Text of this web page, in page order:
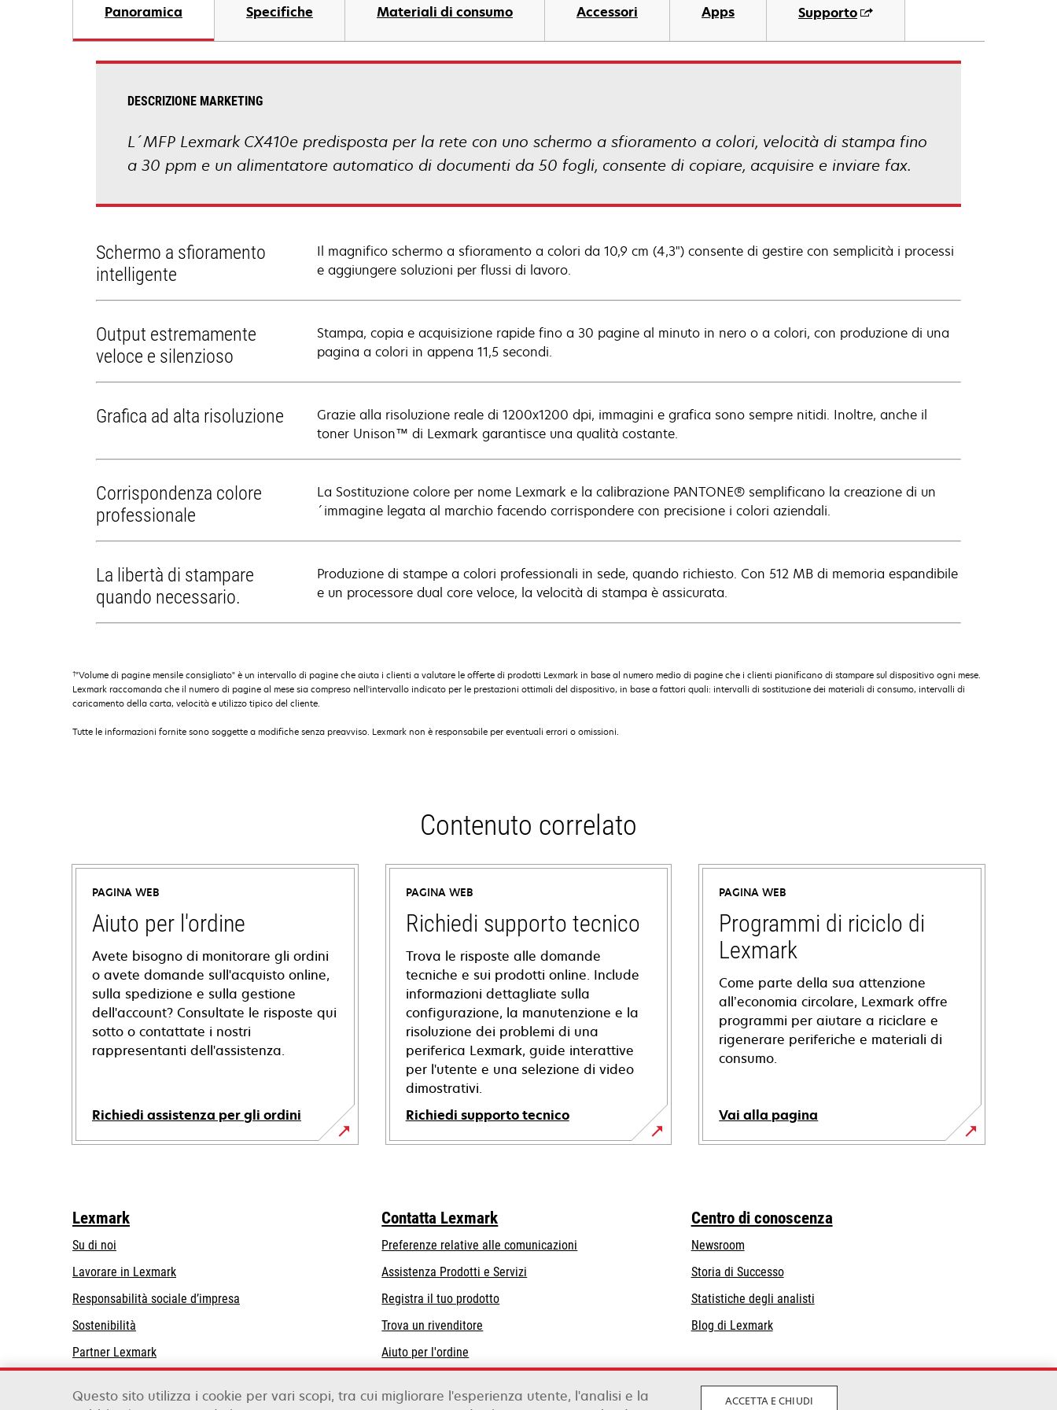
Panoramica Specifiche Materiali di consumo Accessori Apps Supporto
DESCRIZIONE MARKETING
L´MFP Lexmark CX410e predisposta per la rete con uno schermo a sfioramento a colori, velocità di stampa fino
a 30 ppm e un alimentatore automatico di documenti da 50 fogli, consente di copiare, acquisire e inviare fax.
Schermo a sfioramento
intelligente
Il magnifico schermo a sfioramento a colori da 10,9 cm (4,3") consente di gestire con semplicità i processi
e aggiungere soluzioni per flussi di lavoro.
Output estremamente
veloce e silenzioso
Stampa, copia e acquisizione rapide fino a 30 pagine al minuto in nero o a colori, con produzione di una
pagina a colori in appena 11,5 secondi.
Grafica ad alta risoluzione
Grazie alla risoluzione reale di 1200x1200 dpi, immagini e grafica sono sempre nitidi. Inoltre, anche il
toner Unison™ di Lexmark garantisce una qualità costante.
Corrispondenza colore
professionale
La Sostituzione colore per nome Lexmark e la calibrazione PANTONE® semplificano la creazione di un
´immagine legata al marchio facendo corrispondere con precisione i colori aziendali.
La libertà di stampare
quando necessario.
Produzione di stampe a colori professionali in sede, quando richiesto. Con 512 MB di memoria espandibile
e un processore dual core veloce, la velocità di stampa è assicurata.
†"Volume di pagine mensile consigliato" è un intervallo di pagine che aiuta i clienti a valutare le offerte di prodotti Lexmark in base al numero medio di pagine che i clienti pianificano di stampare sul dispositivo ogni mese.
Lexmark raccomanda che il numero di pagine al mese sia compreso nell'intervallo indicato per le prestazioni ottimali del dispositivo, in base a fattori quali: intervalli di sostituzione dei materiali di consumo, intervalli di
caricamento della carta, velocità e utilizzo tipico del cliente.
Tutte le informazioni fornite sono soggette a modifiche senza preavviso. Lexmark non è responsabile per eventuali errori o omissioni.
Contenuto correlato
PAGINA WEB
Aiuto per l'ordine
Avete bisogno di monitorare gli ordini
o avete domande sull'acquisto online,
sulla spedizione e sulla gestione
dell'account? Consultate le risposte qui
sotto o contattate i nostri
rappresentanti dell'assistenza.
Richiedi assistenza per gli ordini
PAGINA WEB
Richiedi supporto tecnico
Trova le risposte alle domande
tecniche e sui prodotti online. Include
informazioni dettagliate sulla
configurazione, la manutenzione e la
risoluzione dei problemi di una
periferica Lexmark, guide interattive
per l'utente e una selezione di video
dimostrativi.
Richiedi supporto tecnico
si
nuova
scheda
PAGINA WEB
Programmi di riciclo di
Lexmark
Come parte della sua attenzione
all’economia circolare, Lexmark offre
programmi per aiutare a riciclare e
rigenerare periferiche e materiali di
consumo.
Vai alla pagina
Lexmark
Su di noi
Lavorare in Lexmark
Responsabilità sociale d’impresa
nuova
scheda
Sostenibilità
Partner Lexmark
Contatta Lexmark
Preferenze relative alle comunicazioni
Assistenza Prodotti e Servizi
Registra il tuo prodotto
Trova un rivenditore
Aiuto per l'ordine
Centro di conoscenza
Newsroom
Storia di Successo
Statistiche degli analisti
Blog di Lexmark
Questo sito utilizza i cookie per vari scopi, tra cui migliorare l'esperienza utente, l'analisi e la
ACCETTA E CHIUDI